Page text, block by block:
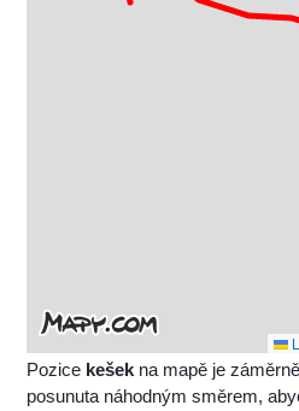
Pozice kešek na mapě je
posunuta náhodným směrem,